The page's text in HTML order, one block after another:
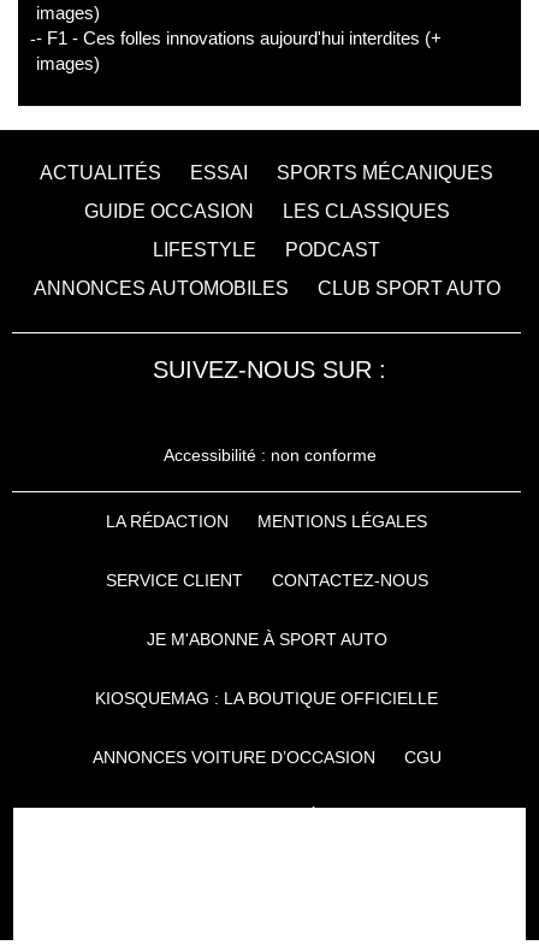
images)
- F1 - Ces folles innovations aujourd'hui interdites (+
images)
ACTUALITÉS ESSAI
SPORTS MÉCANIQUES
GUIDE OCCASION
LES CLASSIQUES
LIFESTYLE
PODCAST
ANNONCES AUTOMOBILES
CLUB SPORT AUTO
SUIVEZ-NOUS SUR :
Accessibilité : non conforme
LA RÉDACTION MENTIONS LÉGALES
SERVICE CLIENT CONTACTEZ-NOUS
JE M'ABONNE À SPORT AUTO
KIOSQUEMAG : LA BOUTIQUE OFFICIELLE
ANNONCES VOITURE D’OCCASION CGU